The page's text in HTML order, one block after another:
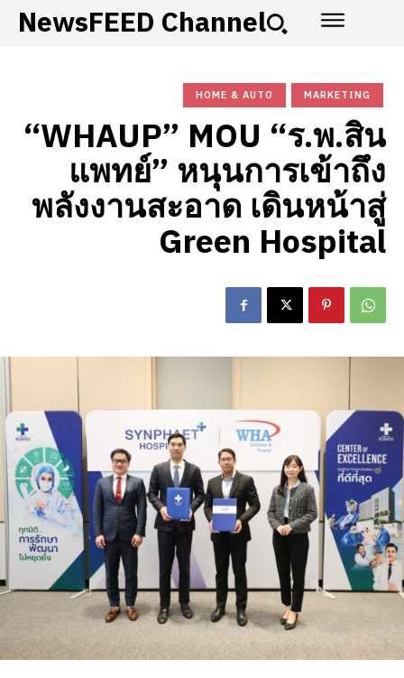
NewsFEED Channel
HOME & AUTO MARKETING
“WHAUP” MOU “ร.พ.สิน
แพทย์” หนุนการเข้าถึง
พลังงานสะอาด เดินหน้าสู่
Green Hospital